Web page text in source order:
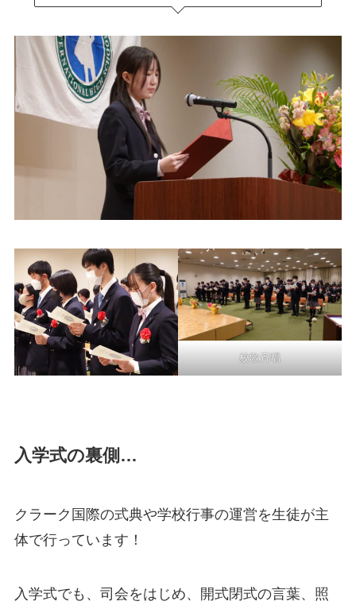
校歌斉唱
入学式の裏側…
クラーク国際の式典や学校行事の運営を生徒が主
体で行っています！
入学式でも、司会をはじめ、開式閉式の言葉、照